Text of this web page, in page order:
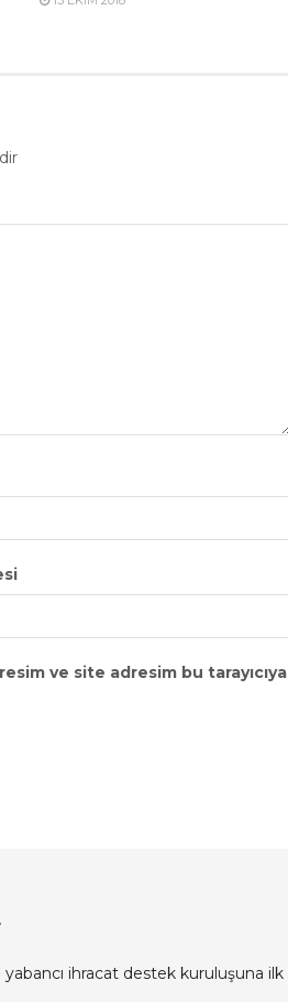
ve site adresim bu tarayıcıya
yabancı ihracat destek kuruluşuna ilk